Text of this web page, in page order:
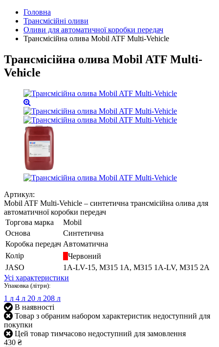
Головна
Трансмісійні оливи
Оливи для автоматичної коробки передач
Трансмісійна олива Mobil ATF Multi-Vehicle
Трансмісійна олива Mobil ATF Multi-
Vehicle
Артикул:
Mobil ATF Multi-Vehicle – синтетична трансмісійна олива для
автоматичної коробки передач
Торгова марка
Mobil
Основа
Синтетична
Коробка передач Автоматична
Колір
Червоний
JASO
1A-LV-15, M315 1A, M315 1A-LV, M315 2A
Усі характеристики
Упаковка (літри):
1 л 4 л 20 л 208 л
В наявності
Товар з обраним набором характеристик недоступний для
покупки
Цей товар тимчасово недоступний для замовлення
430 ₴